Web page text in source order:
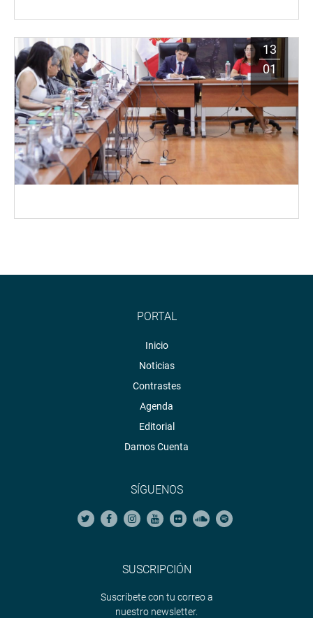
13
01
PORTAL
Inicio
Noticias
Contrastes
Agenda
Editorial
Damos Cuenta
SÍGUENOS
SUSCRIPCIÓN
Suscríbete con tu correo a
nuestro newsletter.